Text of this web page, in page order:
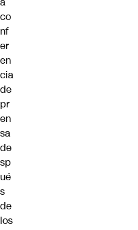
co
nf
er
en
cia
de
pr
en
sa
de
sp
ué
s
de
los